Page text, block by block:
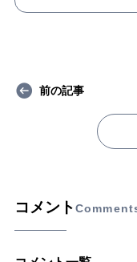
前の記事
コメント